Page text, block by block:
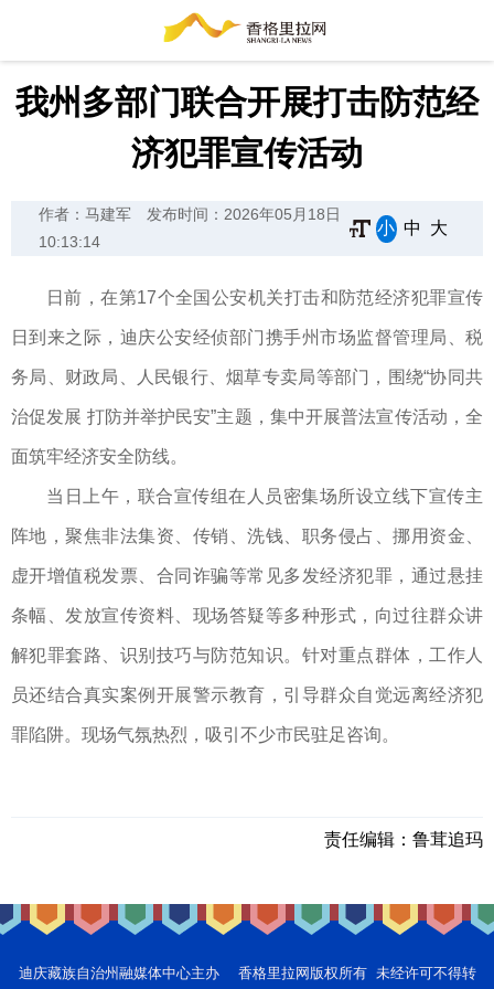
我州多部门联合开展打击防范经
济犯罪宣传活动
作者：马建军
发布时间：2026年05月18日
10:13:14
小 中 大
日前，在第17个全国公安机关打击和防范经济犯罪宣传
日到来之际，迪庆公安经侦部门携手州市场监督管理局、税
务局、财政局、人民银行、烟草专卖局等部门，围绕“协同共
治促发展 打防并举护民安”主题，集中开展普法宣传活动，全
面筑牢经济安全防线。
当日上午，联合宣传组在人员密集场所设立线下宣传主
阵地，聚焦非法集资、传销、洗钱、职务侵占、挪用资金、
虚开增值税发票、合同诈骗等常见多发经济犯罪，通过悬挂
条幅、发放宣传资料、现场答疑等多种形式，向过往群众讲
解犯罪套路、识别技巧与防范知识。针对重点群体，工作人
员还结合真实案例开展警示教育，引导群众自觉远离经济犯
罪陷阱。现场气氛热烈，吸引不少市民驻足咨询。
责任编辑： 鲁茸追玛
迪庆藏族自治州融媒体中心主办 香格里拉网版权所有 未经许可不得转